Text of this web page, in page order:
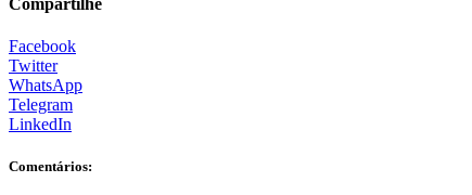
Facebook
Twitter
WhatsApp
Telegram
LinkedIn
Comentários: